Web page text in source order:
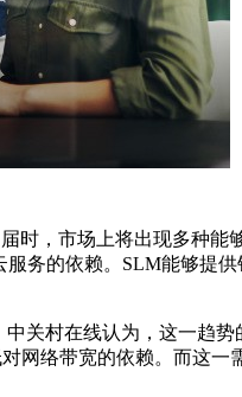
时，市场上将出现多种能
务的依赖。SLM能够提
中关村在线认为，这一趋
网络带宽的依赖。而这一